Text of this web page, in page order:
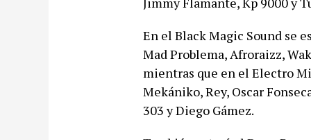
En el Black Magic Sound se
Mad Problema, Afroraizz,
mientras que en el Electro
Mekániko, Rey, Oscar
303 y Diego Gámez.